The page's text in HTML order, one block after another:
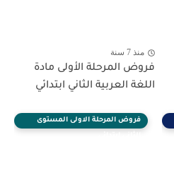
منذ 7 سنة
فروض المرحلة الأولى مادة
اللغة العربية الثاني ابتدائي
فروض المرحلة الاولى المستوى